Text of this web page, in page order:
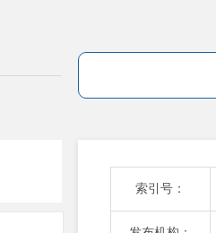
索引号：